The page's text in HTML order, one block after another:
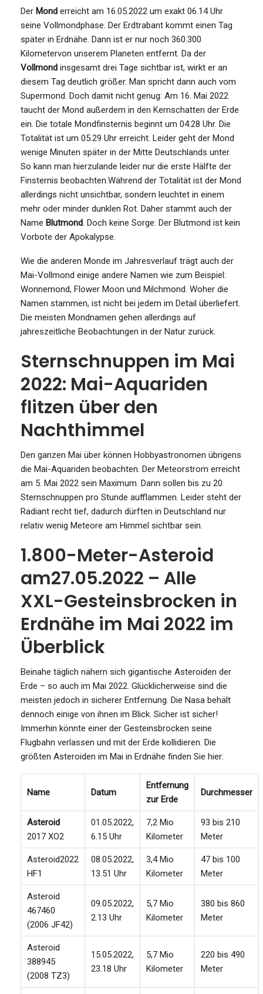
Der Mond erreicht am 16.05.2022 um exakt 06.14 Uhr
seine Vollmondphase. Der Erdtrabant kommt einen Tag
später in Erdnähe. Dann ist er nur noch 360.300
Kilometervon unserem Planeten entfernt. Da der
Vollmond insgesamt drei Tage sichtbar ist, wirkt er an
diesem Tag deutlich größer. Man spricht dann auch vom
Supermond. Doch damit nicht genug: Am 16. Mai 2022
taucht der Mond außerdem in den Kernschatten der Erde
ein. Die totale Mondfinsternis beginnt um 04.28 Uhr. Die
Totalität ist um 05.29 Uhr erreicht. Leider geht der Mond
wenige Minuten später in der Mitte Deutschlands unter.
So kann man hierzulande leider nur die erste Hälfte der
Finsternis beobachten.Während der Totalität ist der Mond
allerdings nicht unsichtbar, sondern leuchtet in einem
mehr oder minder dunklen Rot. Daher stammt auch der
Name Blutmond. Doch keine Sorge: Der Blutmond ist kein
Vorbote der Apokalypse.
Wie die anderen Monde im Jahresverlauf trägt auch der
Mai-Vollmond einige andere Namen wie zum Beispiel:
Wonnemond, Flower Moon und Milchmond. Woher die
Namen stammen, ist nicht bei jedem im Detail überliefert.
Die meisten Mondnamen gehen allerdings auf
jahreszeitliche Beobachtungen in der Natur zurück.
Sternschnuppen im Mai
2022: Mai-Aquariden
flitzen über den
Nachthimmel
Den ganzen Mai über können Hobbyastronomen übrigens
die Mai-Aquariden beobachten. Der Meteorstrom erreicht
am 5. Mai 2022 sein Maximum. Dann sollen bis zu 20
Sternschnuppen pro Stunde aufflammen. Leider steht der
Radiant recht tief, dadurch dürften in Deutschland nur
relativ wenig Meteore am Himmel sichtbar sein.
1.800-Meter-Asteroid
am27.05.2022 – Alle
XXL-Gesteinsbrocken in
Erdnähe im Mai 2022 im
Überblick
Beinahe täglich nähern sich gigantische Asteroiden der
Erde – so auch im Mai 2022. Glücklicherweise sind die
meisten jedoch in sicherer Entfernung. Die Nasa behält
dennoch einige von ihnen im Blick. Sicher ist sicher!
Immerhin könnte einer der Gesteinsbrocken seine
Flugbahn verlassen und mit der Erde kollidieren. Die
größten Asteroiden im Mai in Erdnähe finden Sie hier:
Name Datum
Entfernung
zur Erde
Durchmesser
Asteroid
2017 XO2
01.05.2022,
6.15 Uhr
7,2 Mio
Kilometer
93 bis 210
Meter
Asteroid2022
HF1
08.05.2022,
13.51 Uhr
3,4 Mio
Kilometer
47 bis 100
Meter
Asteroid
467460
(2006 JF42)
09.05.2022,
2.13 Uhr
5,7 Mio
Kilometer
380 bis 860
Meter
Asteroid
388945
(2008 TZ3)
15.05.2022,
23.18 Uhr
5,7 Mio
Kilometer
220 bis 490
Meter